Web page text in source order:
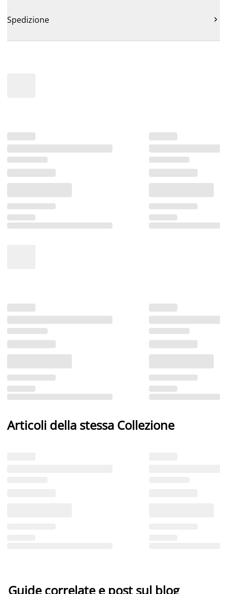
Spedizione 
Articoli della stessa Collezione
Guide correlate e post sul blog